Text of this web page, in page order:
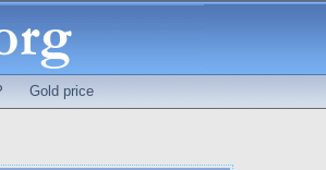
Gold price